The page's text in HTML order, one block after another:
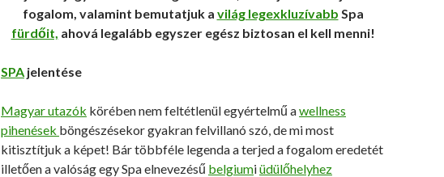
fogalom, valamint bemutatjuk a világ legexkluzívabb Spa
fürdőit, ahová legalább egyszer egész biztosan el kell menni!
SPA jelentése
Magyar utazók körében nem feltétlenül egyértelmű awellness
pihenések böngészésekor gyakran felvillanó szó, de mi most
kitisztítjuk a képet! Bár többféle legenda a terjed a fogalom eredetét
illetően a valóság egy Spa elnevezésű belgiumiüdülőhelyhez